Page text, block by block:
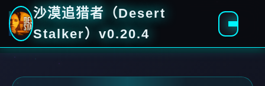
沙漠追猎者（Desert
Stalker）v0.20.4